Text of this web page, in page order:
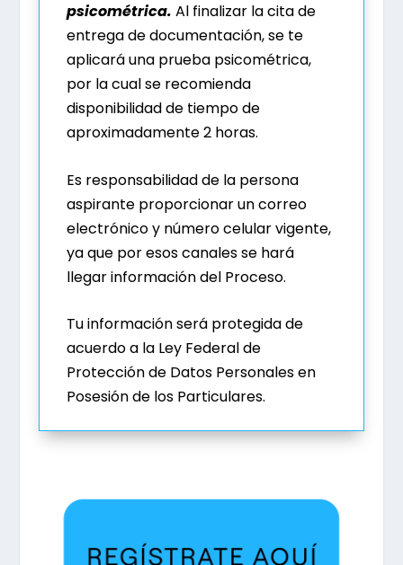
psicométrica. Al finalizar la cita de
entrega de documentación, se te
aplicará una prueba psicométrica,
por la cual se recomienda
disponibilidad de tiempo de
aproximadamente 2 horas.
Es responsabilidad de la persona
aspirante proporcionar un correo
electrónico y número celular vigente,
ya que por esos canales se hará
llegar información del Proceso.
Tu información será protegida de
acuerdo a la Ley Federal de
Protección de Datos Personales en
Posesión de los Particulares.